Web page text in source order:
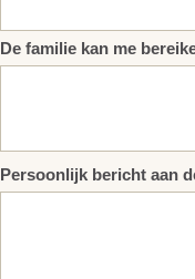
De familie kan me
Persoonlijk bericht aan